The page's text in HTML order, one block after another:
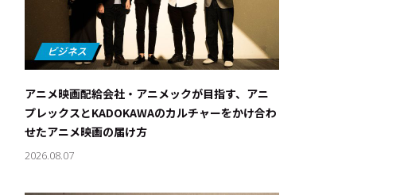
アニメ映画配給会社・アニメックが目指す、アニ
プレックスとKADOKAWAのカルチャーをかけ合わ
せたアニメ映画の届け方
2026.08.07